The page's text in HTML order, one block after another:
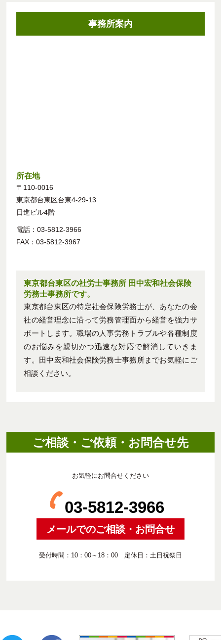
事務所案内
所在地
〒110-0016
東京都台東区台東4-29-13
日進ビル4階
電話：03-5812-3966
FAX：03-5812-3967
東京都台東区の社労士事務所 田中宏和社会保険
労務士事務所です。
東京都台東区の特定社会保険労務士が、あなたの会
社の経営理念に沿って労務管理面から経営を強力サ
ポートします。職場の人事労務トラブルや各種制度
のお悩みを親切かつ迅速な対応で解消していきま
す。田中宏和社会保険労務士事務所までお気軽にご
相談ください。
ご相談・ご依頼・お問合せ先
お気軽にお問合せください
03-5812-3966
メールでのご相談・お問合せ
受付時間：10：00～18：00 定休日：土日祝祭日